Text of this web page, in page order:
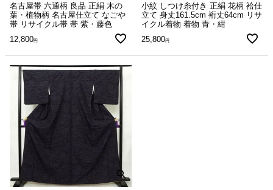
名古屋帯 六通柄 良品 正絹 木の
葉・植物柄 名古屋仕立て なごや
帯 リサイクル帯 帯 紫・藤色
12,800
小紋 しつけ糸付き 正絹 花柄 袷仕
立て 身丈161.5cm 裄丈64cm リサ
イクル着物 着物 青・紺
25,800